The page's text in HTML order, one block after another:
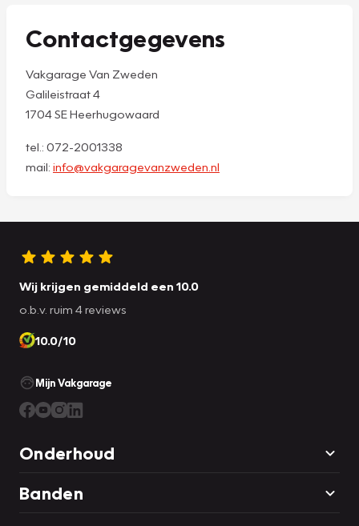
Contactgegevens
Vakgarage Van Zweden
Galileistraat 4
1704 SE Heerhugowaard
tel.: 072-2001338
mail: info@vakgaragevanzweden.nl
Wij krijgen gemiddeld een 10.0
o.b.v. ruim 4 reviews
10.0/10
Mijn Vakgarage
Onderhoud
Banden